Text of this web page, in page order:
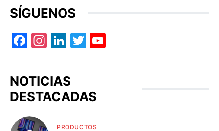
SÍGUENOS
Facebook
Instagram
LinkedIn
Twitter
NOTICIAS
DESTACADAS
PRODUCTOS